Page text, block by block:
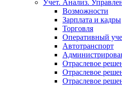
Учет. Анализ.
Возможности
Зарплата и кадры
Торговля
Оперативный
Автотранспорт
Отраслевое
Отраслевое
Отраслевое